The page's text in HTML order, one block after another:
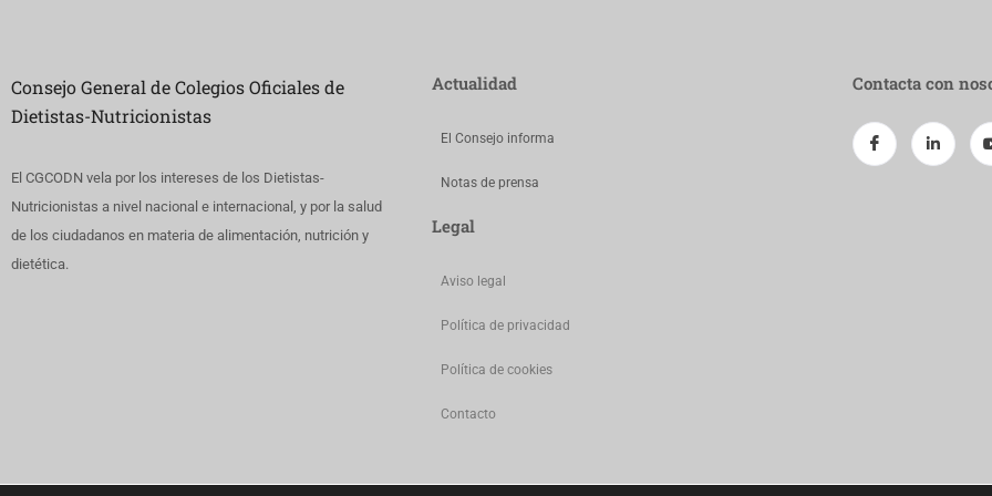
Consejo General de Colegios Oficiales de
Dietistas-Nutricionistas
El CGCODN vela por los intereses de los Dietistas-
Nutricionistas a nivel nacional e internacional, y por la salud
de los ciudadanos en materia de alimentación, nutrición y
dietética.
Actualidad
El Consejo informa
Notas de prensa
Legal
Aviso legal
Política de privacidad
Política de cookies
Contacto
Contacta con